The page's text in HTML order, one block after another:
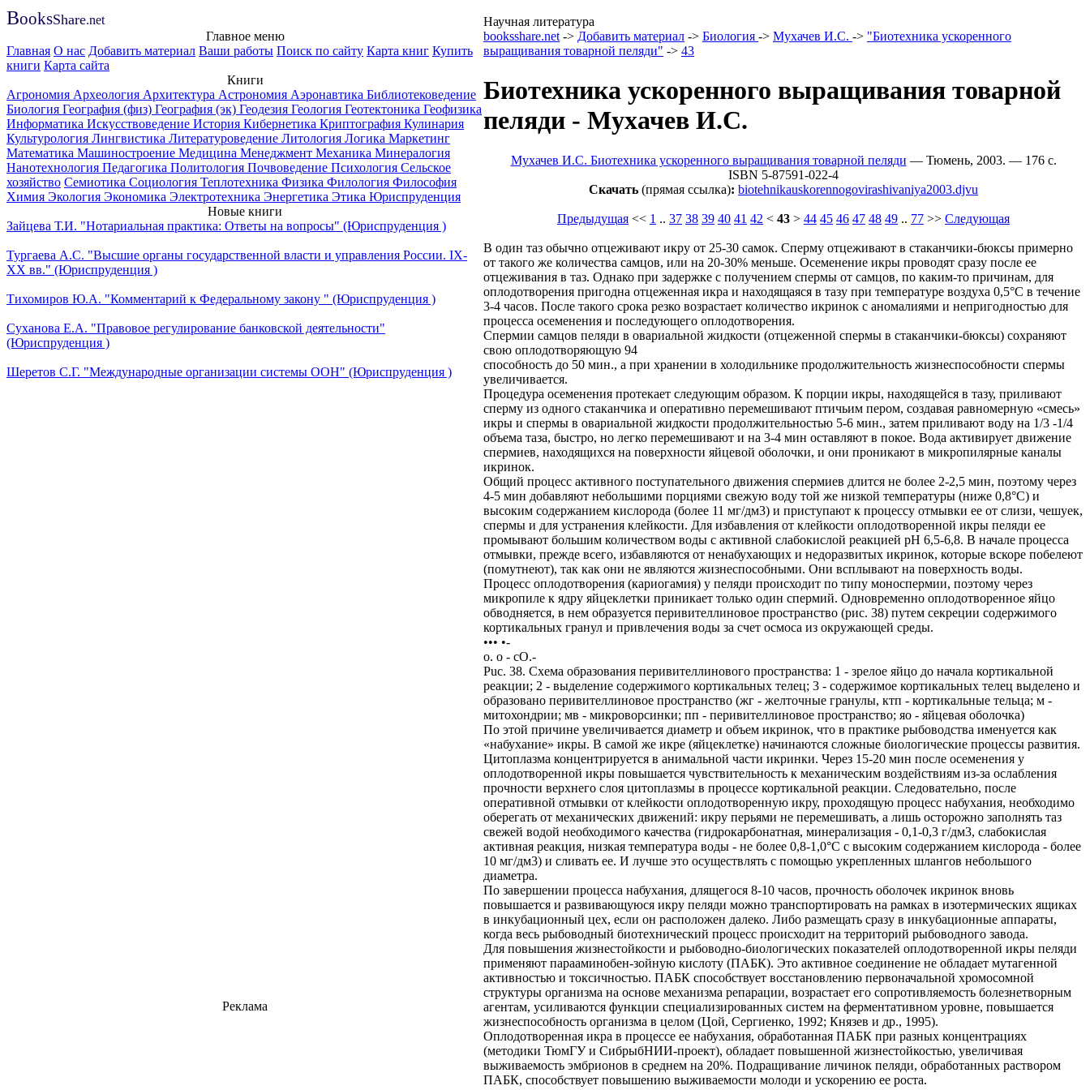
BooksShare.net
Научная литература
Главное меню
Главная О нас Добавить материал Ваши работы Поиск по сайту Карта книг Купить
книги Карта сайта
Книги
Агрономия Археология Архитектура Астрономия Аэронавтика Библиотековедение
Биология География (физ) География (эк) Геодезия Геология Геотектоника Геофизика
Информатика Искусствоведение История Кибернетика Криптография Кулинария
Культурология Лингвистика Литературоведение Литология Логика Маркетинг
Математика Машиностроение Медицина Менеджмент Механика Минералогия
Нанотехнология Педагогика Политология Почвоведение Психология Сельское
хозяйство Семиотика Социология Теплотехника Физика Филология Философия
Химия Экология Экономика Электротехника Энергетика Этика Юриспруденция
Новые книги
Зайцева Т.И. "Нотариальная практика: Ответы на вопросы" (Юриспруденция )
Тургаева А.С. "Высшие органы государственной власти и управления России. IХ-
ХХ вв." (Юриспруденция )
Тихомиров Ю.А. "Комментарий к Федеральному закону " (Юриспруденция )
Суханова Е.А. "Правовое регулирование банковской деятельности"
(Юриспруденция )
Шеретов С.Г. "Международные организации системы ООН" (Юриспруденция )
booksshare.net -> Добавить материал -> Биология -> Мухачев И.С. -> "Биотехника ускоренного
выращивания товарной пеляди" -> 43
Биотехника ускоренного выращивания товарной
пеляди - Мухачев И.С.
Мухачев И.С. Биотехника ускоренного выращивания товарной пеляди — Тюмень, 2003. — 176 c.
ISBN 5-87591-022-4
Скачать (прямая ссылка): biotehnikauskorennogovirashivaniya2003.djvu
Предыдущая << 1 .. 37 38 39 40 41 42 < 43 > 44 45 46 47 48 49 .. 77 >> Следующая
В один таз обычно отцеживают икру от 25-30 самок. Сперму отцеживают в стаканчики-бюксы примерно
от такого же количества самцов, или на 20-30% меньше. Осеменение икры проводят сразу после ее
отцеживания в таз. Однако при задержке с получением спермы от самцов, по каким-то причинам, для
оплодотворения пригодна отцеженная икра и находящаяся в тазу при температуре воздуха 0,5°С в течение
3-4 часов. После такого срока резко возрастает количество икринок с аномалиями и непригодностью для
процесса осеменения и последующего оплодотворения.
Спермии самцов пеляди в овариальной жидкости (отцеженной спермы в стаканчики-бюксы) сохраняют
свою оплодотворяющую 94
способность до 50 мин., а при хранении в холодильнике продолжительность жизнеспособности спермы
увеличивается.
Процедура осеменения протекает следующим образом. К порции икры, находящейся в тазу, приливают
сперму из одного стаканчика и оперативно перемешивают птичьим пером, создавая равномерную «смесь»
икры и спермы в овариальной жидкости продолжительностью 5-6 мин., затем приливают воду на 1/3 -1/4
объема таза, быстро, но легко перемешивают и на 3-4 мин оставляют в покое. Вода активирует движение
спермиев, находящихся на поверхности яйцевой оболочки, и они проникают в микропилярные каналы
икринок.
Общий процесс активного поступательного движения спермиев длится не более 2-2,5 мин, поэтому через
4-5 мин добавляют небольшими порциями свежую воду той же низкой температуры (ниже 0,8°С) и
высоким содержанием кислорода (более 11 мг/дм3) и приступают к процессу отмывки ее от слизи, чешуек,
спермы и для устранения клейкости. Для избавления от клейкости оплодотворенной икры пеляди ее
промывают большим количеством воды с активной слабокислой реакцией pH 6,5-6,8. В начале процесса
отмывки, прежде всего, избавляются от ненабухающих и недоразвитых икринок, которые вскоре побелеют
(помутнеют), так как они не являются жизнеспособными. Они всплывают на поверхность воды.
Процесс оплодотворения (кариогамия) у пеляди происходит по типу моноспермии, поэтому через
микропиле к ядру яйцеклетки приникает только один спермий. Одновременно оплодотворенное яйцо
обводняется, в нем образуется перивителлиновое пространство (рис. 38) путем секреции содержимого
кортикальных гранул и привлечения воды за счет осмоса из окружающей среды.
••• •-
о. о - cO.-
Puc. 38. Схема образования перивителлинового пространства: 1 - зрелое яйцо до начала кортикальной
реакции; 2 - выделение содержимого кортикальных телец; 3 - содержимое кортикальных телец выделено и
образовано перивителлиновое пространство (жг - желточные гранулы, ктп - кортикальные тельца; м -
митохондрии; мв - микроворсинки; пп - перивителлиновое пространство; яо - яйцевая оболочка)
По этой причине увеличивается диаметр и объем икринок, что в практике рыбоводства именуется как
«набухание» икры. В самой же икре (яйцеклетке) начинаются сложные биологические процессы развития.
Цитоплазма концентрируется в анимальной части икринки. Через 15-20 мин после осеменения у
оплодотворенной икры повышается чувствительность к механическим воздействиям из-за ослабления
прочности верхнего слоя цитоплазмы в процессе кортикальной реакции. Следовательно, после
оперативной отмывки от клейкости оплодотворенную икру, проходящую процесс набухания, необходимо
оберегать от механических движений: икру перьями не перемешивать, а лишь осторожно заполнять таз
свежей водой необходимого качества (гидрокарбонатная, минерализация - 0,1-0,3 г/дм3, слабокислая
активная реакция, низкая температура воды - не более 0,8-1,0°С с высоким содержанием кислорода - более
10 мг/дм3) и сливать ее. И лучше это осуществлять с помощью укрепленных шлангов небольшого
диаметра.
По завершении процесса набухания, длящегося 8-10 часов, прочность оболочек икринок вновь
повышается и развивающуюся икру пеляди можно транспортировать на рамках в изотермических ящиках
в инкубационный цех, если он расположен далеко. Либо размещать сразу в инкубационные аппараты,
когда весь рыбоводный биотехнический процесс происходит на территорий рыбоводного завода.
Для повышения жизнестойкости и рыбоводно-биологических показателей оплодотворенной икры пеляди
применяют парааминобен-зойную кислоту (ПАБК). Это активное соединение не обладает мутагенной
активностью и токсичностью. ПАБК способствует восстановлению первоначальной хромосомной
структуры организма на основе механизма репарации, возрастает его сопротивляемость болезнетворным
агентам, усиливаются функции специализированных систем на ферментативном уровне, повышается
жизнеспособность организма в целом (Цой, Сергиенко, 1992; Князев и др., 1995).
Оплодотворенная икра в процессе ее набухания, обработанная ПАБК при разных концентрациях
(методики ТюмГУ и СибрыбНИИ-проект), обладает повышенной жизнестойкостью, увеличивая
выживаемость эмбрионов в среднем на 20%. Подращивание личинок пеляди, обработанных раствором
ПАБК, способствует повышению выживаемости молоди и ускорению ее роста.
Реклама